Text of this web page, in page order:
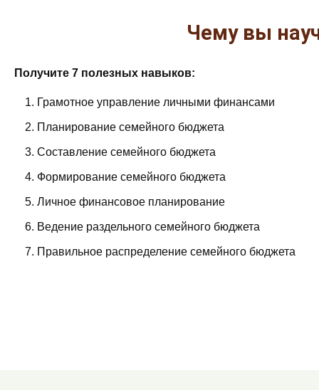
Чему вы
Получите 7 полезных навыков:
Грамотное управление личными финансами
Планирование семейного бюджета
Составление семейного бюджета
Формирование семейного бюджета
Личное финансовое планирование
Ведение раздельного семейного бюджета
Правильное распределение семейного бюджета